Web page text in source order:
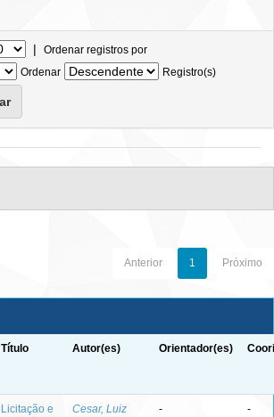
| Ordenar registros por
Ordenar
Registro(s)
Anterior 1 Próximo
Título Autor(es) Orientador(es)
Licitação e
Cesar, Luiz
- -